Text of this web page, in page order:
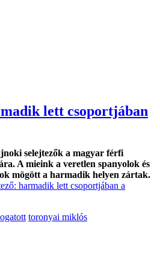
lett csoportjában
selejtezők a magyar férfi
A mieink a veretlen spanyolok és
mögött a harmadik helyen zártak.
harmadik lett csoportjában a
toronyai miklós